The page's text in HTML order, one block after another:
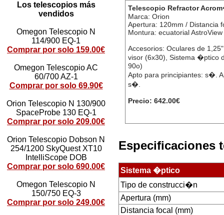
Los telescopios más
vendidos
Omegon Telescopio N
114/900 EQ-1
Comprar por solo 159.00€
Omegon Telescopio AC
60/700 AZ-1
Comprar por solo 69.90€
Orion Telescopio N 130/900
SpaceProbe 130 EQ-1
Comprar por solo 209.00€
Orion Telescopio Dobson N
254/1200 SkyQuest XT10
IntelliScope DOB
Comprar por solo 690.00€
Omegon Telescopio N
150/750 EQ-3
Comprar por solo 249.00€
Telescopio Refractor
Marca: Orion
Apertura: 120mm / Distancia
Montura: ecuatorial
Accesorios: Oculares de
visor (6x30), Sistema �ptico
90o)
Apto para principiantes: s�.
s�.
Precio: 642.00€
Especificaciones
Sistema �ptico
Tipo de construcci�n
Apertura (mm)
Distancia focal (mm)